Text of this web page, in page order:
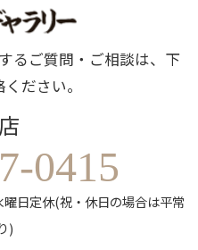
るご質問・ご相談は、下
ださい。
0415
日定休(祝・休日の場合は平常
)